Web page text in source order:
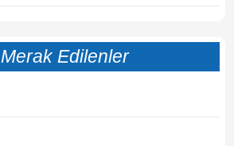
Merak Edilenler